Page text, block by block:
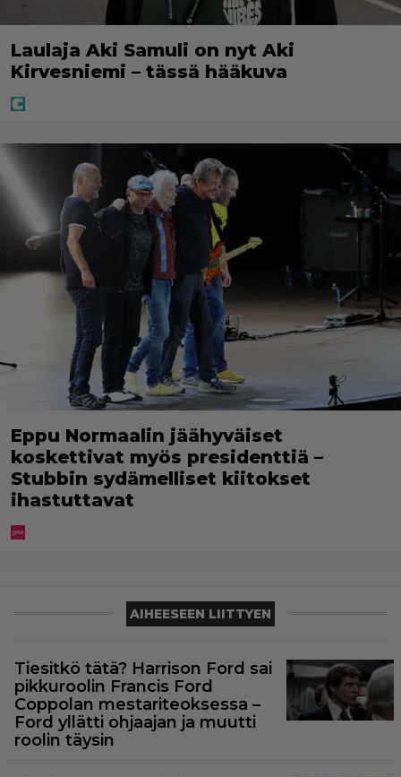
Laulaja Aki Samuli on nyt Aki
Kirvesniemi – tässä hääkuva
Eppu Normaalin jäähyväiset
koskettivat myös presidenttiä –
Stubbin sydämelliset kiitokset
ihastuttavat
AIHEESEEN LIITTYEN
Tiesitkö tätä? Harrison Ford sai
pikkuroolin Francis Ford
Coppolan mestariteoksessa –
Ford yllätti ohjaajan ja muutti
roolin täysin